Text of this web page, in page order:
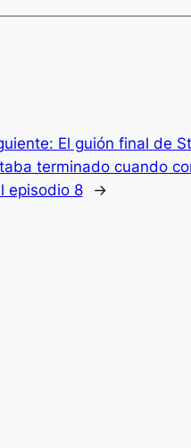
El guión final de
terminado cuando
episodio 8
→